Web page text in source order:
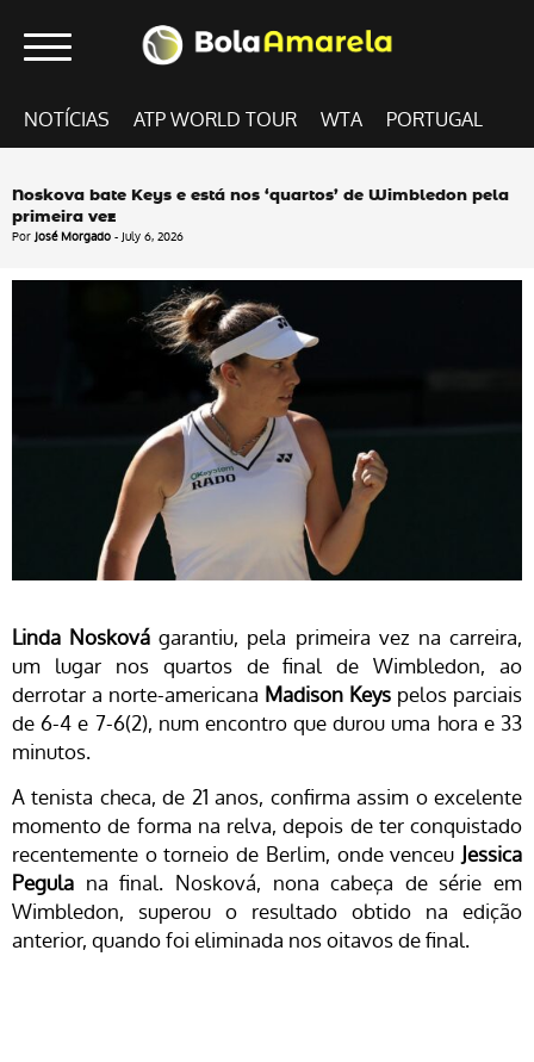
NOTÍCIAS ATP WORLD TOUR WTA PORTUGAL
Noskova bate Keys e está nos ‘quartos’ de Wimbledon pela
primeira vez
Por José Morgado - July 6, 2026
Linda Nosková garantiu, pela primeira vez na carreira,
um lugar nos quartos de final de Wimbledon, ao
derrotar a norte-americana Madison Keys pelos parciais
de 6-4 e 7-6(2), num encontro que durou uma hora e 33
minutos.
A tenista checa, de 21 anos, confirma assim o excelente
momento de forma na relva, depois de ter conquistado
recentemente o torneio de Berlim, onde venceu Jessica
Pegula na final. Nosková, nona cabeça de série em
Wimbledon, superou o resultado obtido na edição
anterior, quando foi eliminada nos oitavos de final.